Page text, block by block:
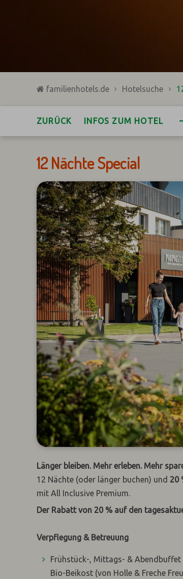
familienhotels.de Hotelsuche
ZURÜCK INFOS ZUM HOTEL
12 Nächte Special
Länger bleiben. Mehr erleben. Mehr
12 Nächte (oder länger buchen) und 20
mit All Inclusive Premium.
Der Rabatt von 20 % auf den
Verpflegung & Betreuung
Frühstück-, Mittags- & Abendbuffet
Bio-Beikost (von Holle & Freche